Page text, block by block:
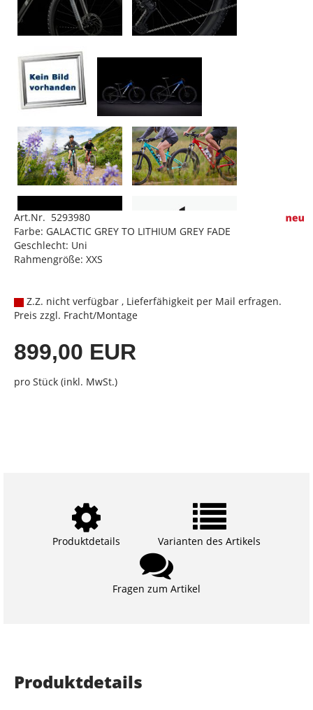
Art.Nr. 5293980
Farbe: GALACTIC GREY TO LITHIUM GREY FADE
Geschlecht: Uni
Rahmengröße: XXS
Z.Z. nicht verfügbar , Lieferfähigkeit per Mail erfragen.
Preis zzgl. Fracht/Montage
899,00 EUR
pro Stück (inkl. MwSt.)
Produktdetails Varianten des Artikels
Fragen zum Artikel
Produktdetails